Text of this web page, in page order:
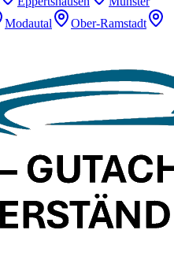
Modautal
Ober-Ramstadt